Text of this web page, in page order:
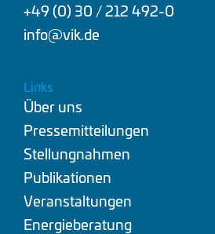
+49 (0) 30 / 212 492-0
info@vik.de
Links
Über uns
Pressemitteilungen
Stellungnahmen
Publikationen
Veranstaltungen
Energieberatung